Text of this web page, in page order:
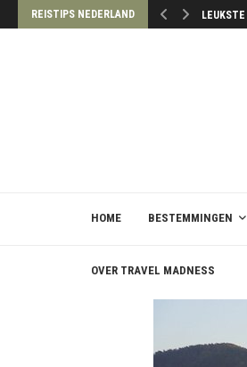
REISTIPS NEDERLAND
HOME BESTEMMINGEN
OVER TRAVEL MADNESS